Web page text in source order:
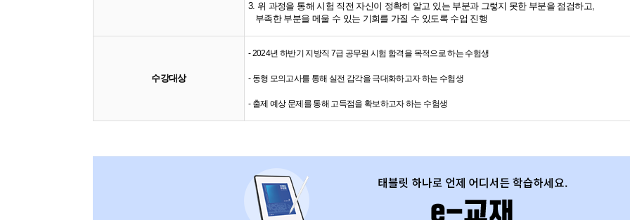
3. 위 과정을 통해 시험 직전 자신이 정확히 알고 있는 부분과 그렇지 못한 부분을 점검하고,
부족한 부분을 메울 수 있는 기회를 가질 수 있도록 수업 진행
수강대상
- 2024년 하반기 지방직 7급 공무원 시험 합격을 목적으로 하는 수험생
- 동형 모의고사를 통해 실전 감각을 극대화하고자 하는 수험생
- 출제 예상 문제를 통해 고득점을 확보하고자 하는 수험생